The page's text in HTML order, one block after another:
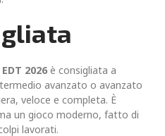
2026 è consigliata a
avanzato o avanzato
veloce e completa. È
un gioco moderno, fatto di
lavorati.